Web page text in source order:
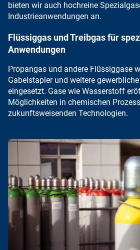
bieten wir auch hochreine
Industrieanwendungen an.
Flüssiggas und Treibgas für
Anwendungen
Propangas und andere Flüssiggase
Gabelstapler und weitere
eingesetzt. Gase wie Wasserstoff
Möglichkeiten in chemischen
zukunftsweisenden Technologien.